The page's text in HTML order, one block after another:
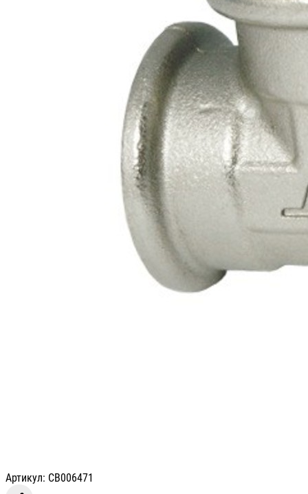
Артикул: СВ006471